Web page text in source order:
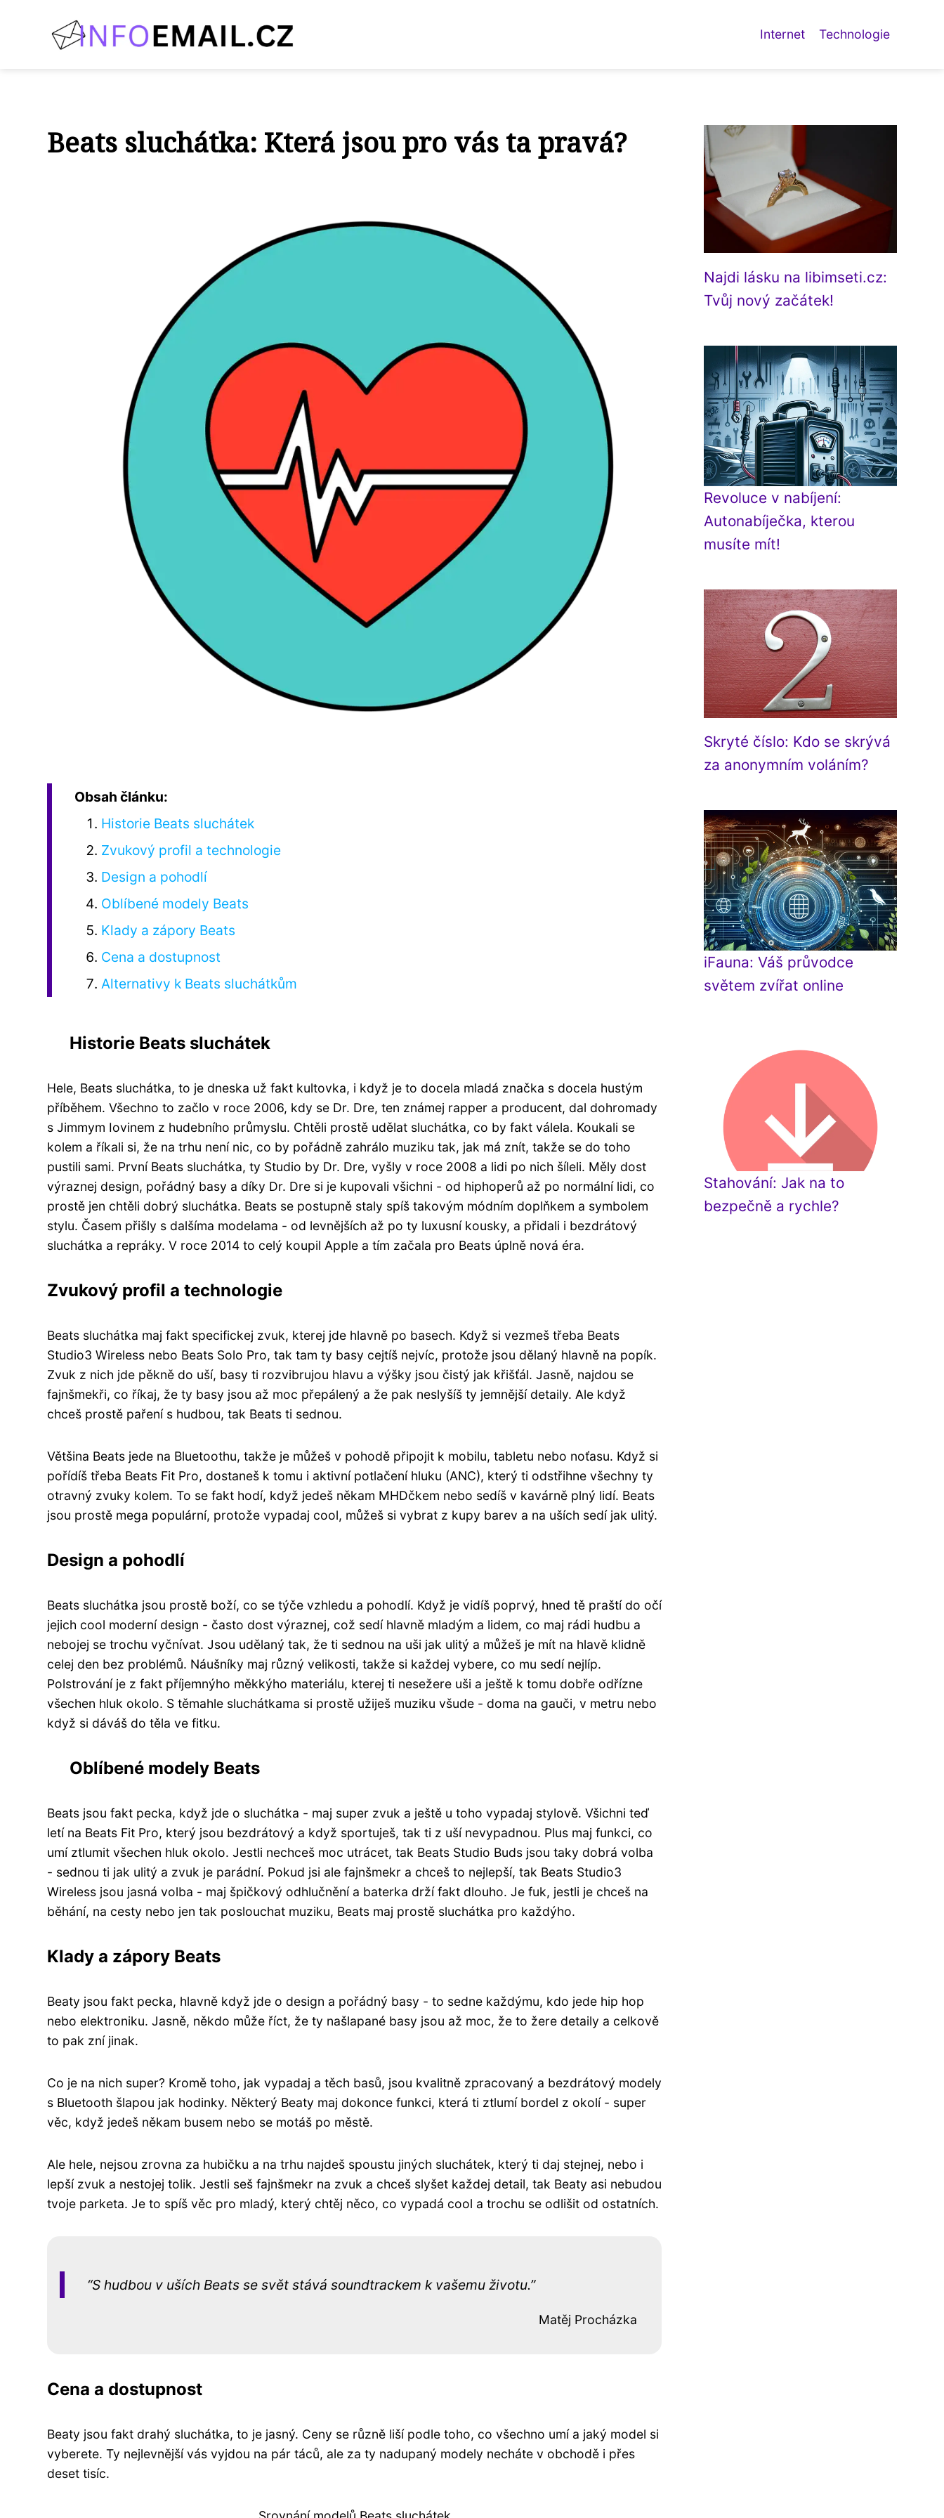
Internet Technologie
Beats sluchátka: Která jsou pro vás ta pravá?
Obsah článku:
Historie Beats sluchátek
Zvukový profil a technologie
Design a pohodlí
Oblíbené modely Beats
Klady a zápory Beats
Cena a dostupnost
Alternativy k Beats sluchátkům
Historie Beats sluchátek
Hele, Beats sluchátka, to je dneska už fakt kultovka, i když je to docela mladá značka s docela hustým
příběhem. Všechno to začlo v roce 2006, kdy se Dr. Dre, ten známej rapper a producent, dal dohromady
s Jimmym Iovinem z hudebního průmyslu. Chtěli prostě udělat sluchátka, co by fakt válela. Koukali se
kolem a říkali si, že na trhu není nic, co by pořádně zahrálo muziku tak, jak má znít, takže se do toho
pustili sami. První Beats sluchátka, ty Studio by Dr. Dre, vyšly v roce 2008 a lidi po nich šíleli. Měly dost
výraznej design, pořádný basy a díky Dr. Dre si je kupovali všichni - od hiphoperů až po normální lidi, co
prostě jen chtěli dobrý sluchátka. Beats se postupně staly spíš takovým módním doplňkem a symbolem
stylu. Časem přišly s dalšíma modelama - od levnějších až po ty luxusní kousky, a přidali i bezdrátový
sluchátka a repráky. V roce 2014 to celý koupil Apple a tím začala pro Beats úplně nová éra.
Zvukový profil a technologie
Beats sluchátka maj fakt specifickej zvuk, kterej jde hlavně po basech. Když si vezmeš třeba Beats
Studio3 Wireless nebo Beats Solo Pro, tak tam ty basy cejtíš nejvíc, protože jsou dělaný hlavně na popík.
Zvuk z nich jde pěkně do uší, basy ti rozvibrujou hlavu a výšky jsou čistý jak křišťál. Jasně, najdou se
fajnšmekři, co říkaj, že ty basy jsou až moc přepálený a že pak neslyšíš ty jemnější detaily. Ale když
chceš prostě paření s hudbou, tak Beats ti sednou.
Většina Beats jede na Bluetoothu, takže je můžeš v pohodě připojit k mobilu, tabletu nebo noťasu. Když si
pořídíš třeba Beats Fit Pro, dostaneš k tomu i aktivní potlačení hluku (ANC), který ti odstřihne všechny ty
otravný zvuky kolem. To se fakt hodí, když jedeš někam MHDčkem nebo sedíš v kavárně plný lidí. Beats
jsou prostě mega populární, protože vypadaj cool, můžeš si vybrat z kupy barev a na uších sedí jak ulitý.
Design a pohodlí
Beats sluchátka jsou prostě boží, co se týče vzhledu a pohodlí. Když je vidíš poprvý, hned tě praští do očí
jejich cool moderní design - často dost výraznej, což sedí hlavně mladým a lidem, co maj rádi hudbu a
nebojej se trochu vyčnívat. Jsou udělaný tak, že ti sednou na uši jak ulitý a můžeš je mít na hlavě klidně
celej den bez problémů. Náušníky maj různý velikosti, takže si každej vybere, co mu sedí nejlíp.
Polstrování je z fakt příjemnýho měkkýho materiálu, kterej ti nesežere uši a ještě k tomu dobře odřízne
všechen hluk okolo. S těmahle sluchátkama si prostě užiješ muziku všude - doma na gauči, v metru nebo
když si dáváš do těla ve fitku.
Oblíbené modely Beats
Beats jsou fakt pecka, když jde o sluchátka - maj super zvuk a ještě u toho vypadaj stylově. Všichni teď
letí na Beats Fit Pro, který jsou bezdrátový a když sportuješ, tak ti z uší nevypadnou. Plus maj funkci, co
umí ztlumit všechen hluk okolo. Jestli nechceš moc utrácet, tak Beats Studio Buds jsou taky dobrá volba
- sednou ti jak ulitý a zvuk je parádní. Pokud jsi ale fajnšmekr a chceš to nejlepší, tak Beats Studio3
Wireless jsou jasná volba - maj špičkový odhlučnění a baterka drží fakt dlouho. Je fuk, jestli je chceš na
běhání, na cesty nebo jen tak poslouchat muziku, Beats maj prostě sluchátka pro každýho.
Klady a zápory Beats
Beaty jsou fakt pecka, hlavně když jde o design a pořádný basy - to sedne každýmu, kdo jede hip hop
nebo elektroniku. Jasně, někdo může říct, že ty našlapané basy jsou až moc, že to žere detaily a celkově
to pak zní jinak.
Co je na nich super? Kromě toho, jak vypadaj a těch basů, jsou kvalitně zpracovaný a bezdrátový modely
s Bluetooth šlapou jak hodinky. Některý Beaty maj dokonce funkci, která ti ztlumí bordel z okolí - super
věc, když jedeš někam busem nebo se motáš po městě.
Ale hele, nejsou zrovna za hubičku a na trhu najdeš spoustu jiných sluchátek, který ti daj stejnej, nebo i
lepší zvuk a nestojej tolik. Jestli seš fajnšmekr na zvuk a chceš slyšet každej detail, tak Beaty asi nebudou
tvoje parketa. Je to spíš věc pro mladý, který chtěj něco, co vypadá cool a trochu se odlišit od ostatních.
S hudbou v uších Beats se svět stává soundtrackem k vašemu životu.
Matěj Procházka
Cena a dostupnost
Beaty jsou fakt drahý sluchátka, to je jasný. Ceny se různě liší podle toho, co všechno umí a jaký model si
vyberete. Ty nejlevnější vás vyjdou na pár táců, ale za ty nadupaný modely necháte v obchodě i přes
deset tisíc.
Najdi lásku na libimseti.cz:
Tvůj nový začátek!
Revoluce v nabíjení:
Autonabíječka, kterou
musíte mít!
Skryté číslo: Kdo se skrývá
za anonymním voláním?
iFauna: Váš průvodce
světem zvířat online
Stahování: Jak na to
bezpečně a rychle?